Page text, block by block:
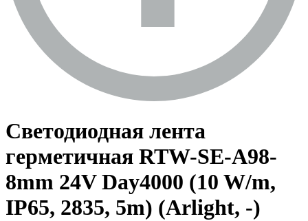
Светодиодная лента
герметичная RTW-SE-A98-
8mm 24V Day4000 (10 W/m,
IP65, 2835, 5m) (Arlight, -)